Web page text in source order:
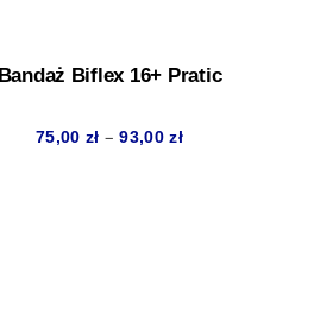
Bandaż Biflex 16+ Pratic
75,00 zł – 93,00złZakres